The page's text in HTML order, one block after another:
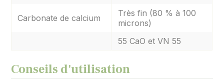
Carbonate de calcium
Très fin (80 % à 100
microns)
55 CaO et VN 55
Conseils d'utilisation